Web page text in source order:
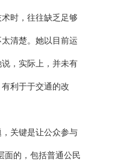
时，往往缺乏足够
清楚。她以目前运
，实际上，并未有
利于于交通的改
关键是让公众参与
面的，包括普通公民